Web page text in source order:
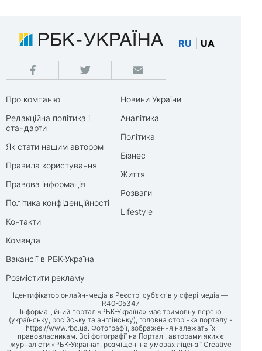
RU UA
Про компанію
Редакційна політика і
стандарти
Як стати нашим автором
Правила користування
Правова інформація
Політика конфіденційності
Контакти
Команда
Вакансії в РБК-Україна
Розмістити рекламу
Новини України
Аналітика
Політика
Бізнес
Життя
Розваги
Lifestyle
Ідентифікатор онлайн-медіа в Реєстрі суб’єктів у сфері медіа —
R40-05347
Інформаційний портал «РБК-Україна» має тримовну версію
(українську, російську та англійську), головна сторінка порталу -
https://www.rbc.ua. Фотографії, зображення належать їх
правовласникам. Всі фотографії на Порталі, авторами яких є
журналісти «РБК-Україна», розміщені на умовах ліцензії Creative